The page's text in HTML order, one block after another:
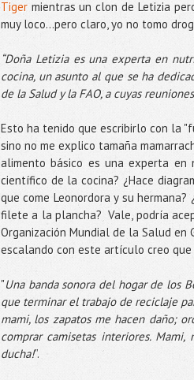
Tigermientras un clon de Letizia
muy loco...pero claro, yo no tomo
“Doña Letizia es una experta en
cocina, un asunto al que se ha
de la Salud y la FAO, a cuyas
Esto ha tenido que escribirlo con la
sino no me explico tamaña
alimento básico es una experta en
científico de la cocina? ¿Hace
que come Leonordora y su
filete a la plancha? Vale, podría
Organización Mundial de la Salud en
escalando con este artículo creo
"Una banda sonora del hogar de los
que terminar el trabajo de reciclaje
mami, los zapatos me hacen daño;
comprar camisetas interiores.
ducha!”.